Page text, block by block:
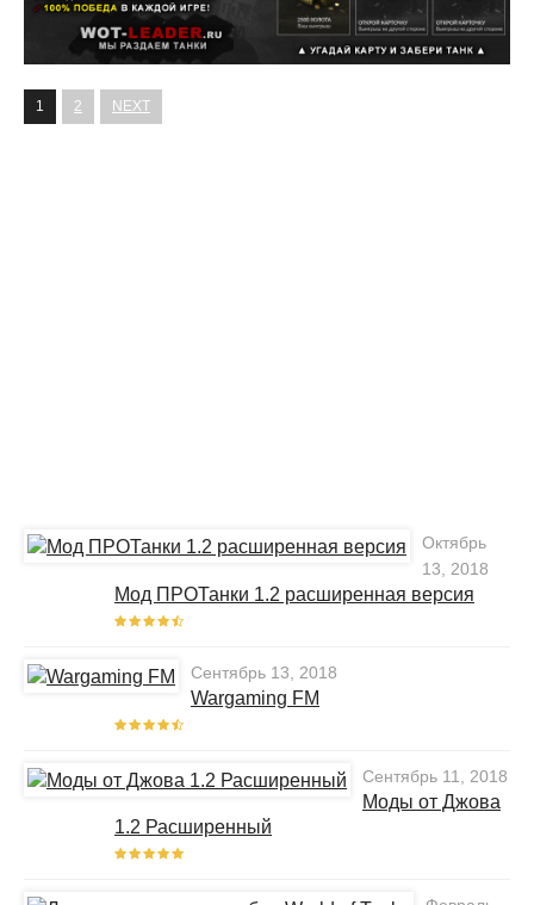
1 2 NEXT
Октябрь
13, 2018
Мод ПРОТанки 1.2 расширенная версия
Сентябрь 13, 2018
Wargaming FM
Сентябрь 11, 2018
Моды от Джова
1.2 Расширенный